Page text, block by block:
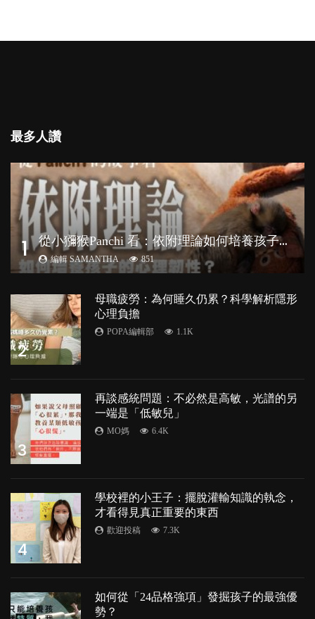
最多人讚
1 從
小獼猴Panchi 看：依附理論如何培養孩子心理韌性？
編輯 SAMANTHA 851
2
母職疲勞：為何睡久仍累？科學解析隱形
心理負擔
POPA編輯部 1.1K
3
再談感統問題：不必然是高敏，光譜的另
一端是「低敏兒」
MO媽 6.4K
4
學校裡的小王子：擺脫灌輸知識的執念，
才看得見真正重要的東西
歡迎投稿 7.3K
如何從「24品格強項」發掘孩子的最強優
勢？